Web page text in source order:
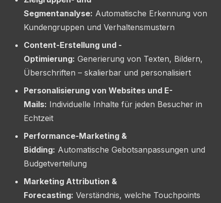
Segmentanalyse: Automatische Erkennung von
Kundengruppen und Verhaltensmustern
Content-Erstellung und -
Optimierung: Generierung von Texten, Bildern,
Überschriften – skalierbar und personalisiert
Personalisierung von Websites und E-
Mails: Individuelle Inhalte für jeden Besucher in
Echtzeit
Performance-Marketing &
Bidding: Automatische Gebotsanpassungen und
Budgetverteilung
Marketing Attribution &
Forecasting: Verständnis, welche Touchpoints